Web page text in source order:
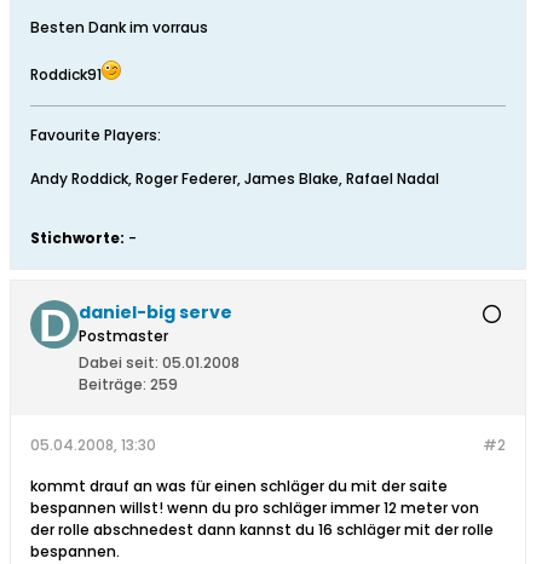
Besten Dank im vorraus
Roddick91
Favourite Players:
Andy Roddick, Roger Federer, James Blake, Rafael Nadal
Stichworte: -
daniel-big serve
Postmaster
Dabei seit: 05.01.2008
Beiträge: 259
#2
05.04.2008, 13:30
kommt drauf an was für einen schläger du mit der saite
bespannen willst! wenn du pro schläger immer 12 meter von
der rolle abschnedest dann kannst du 16 schläger mit der rolle
bespannen.